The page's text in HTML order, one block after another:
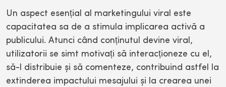
Un aspect esențial al marketingului viral este
capacitatea sa de a stimula implicarea activă a
publicului. Atunci când conținutul devine viral,
utilizatorii se simt motivați să interacționeze cu el,
să-l distribuie și să comenteze, contribuind astfel la
extinderea impactului mesajului și la crearea unei